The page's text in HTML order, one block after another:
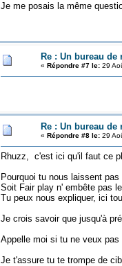
Je me posais la même
Re : Un bureau
« Répondre #7 le:29
Re : Un bureau
« Répondre #8 le:29
Rhuzz, c'est ici qu'il faut ce
Pourquoi tu nous laissent
Soit Fair play n' embête pas
Tu peux nous expliquer, ici
Je crois savoir que jusqu'à
Appelle moi si tu ne veux pas
Je t'assure tu te trompe de